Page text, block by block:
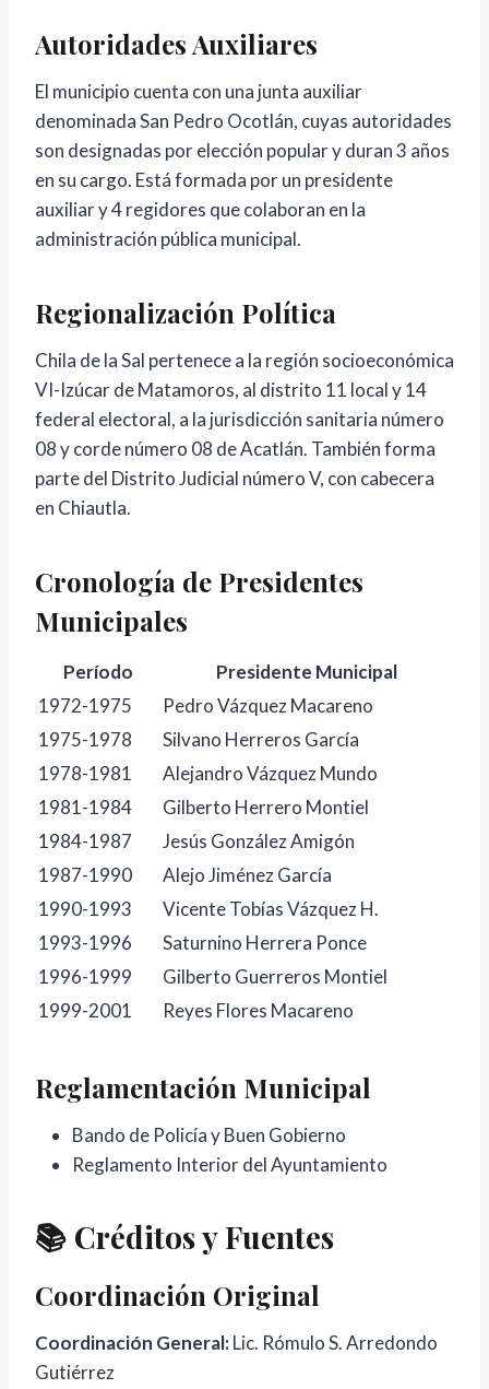
Autoridades Auxiliares
El municipio cuenta con una junta auxiliar
denominada San Pedro Ocotlán, cuyas autoridades
son designadas por elección popular y duran 3 años
en su cargo. Está formada por un presidente
auxiliar y 4 regidores que colaboran en la
administración pública municipal.
Regionalización Política
Chila de la Sal pertenece a la región socioeconómica
VI-Izúcar de Matamoros, al distrito 11 local y 14
federal electoral, a la jurisdicción sanitaria número
08 y corde número 08 de Acatlán. También forma
parte del Distrito Judicial número V, con cabecera
en Chiautla.
Cronología de Presidentes
Municipales
Período
Presidente Municipal
1972-1975
Pedro Vázquez Macareno
1975-1978
Silvano Herreros García
1978-1981
Alejandro Vázquez Mundo
1981-1984
Gilberto Herrero Montiel
1984-1987
Jesús González Amigón
1987-1990
Alejo Jiménez García
1990-1993
Vicente Tobías Vázquez H.
1993-1996
Saturnino Herrera Ponce
1996-1999
Gilberto Guerreros Montiel
1999-2001
Reyes Flores Macareno
Reglamentación Municipal
Bando de Policía y Buen Gobierno
Reglamento Interior del Ayuntamiento
📚 Créditos y Fuentes
Coordinación Original
Coordinación General:Lic. Rómulo S. Arredondo
Gutiérrez